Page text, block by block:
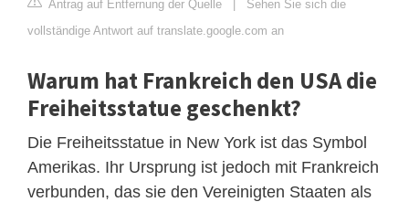
Antrag auf Entfernung der Quelle | Sehen Sie sich die
vollständige Antwort auf translate.google.com an
Warum hat Frankreich den USA die
Freiheitsstatue geschenkt?
Die Freiheitsstatue in New York ist das Symbol
Amerikas. Ihr Ursprung ist jedoch mit Frankreich
verbunden, das sie den Vereinigten Staaten als